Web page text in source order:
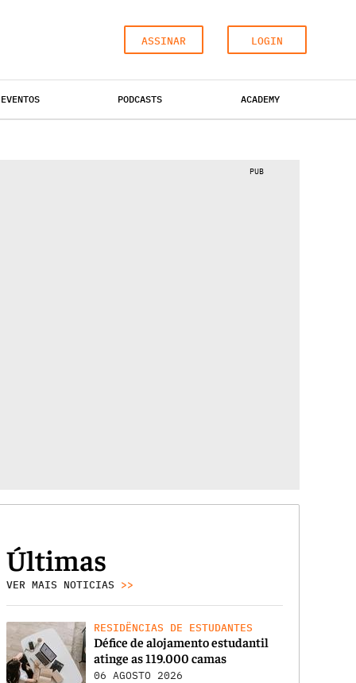
ASSINAR LOGIN
EVENTOS PODCASTS ACADEMY
PUB
Últimas
VER MAIS NOTICIAS >>
RESIDÊNCIAS DE ESTUDANTES
Défice de alojamento estudantil
atinge as 119.000 camas
06 AGOSTO 2026